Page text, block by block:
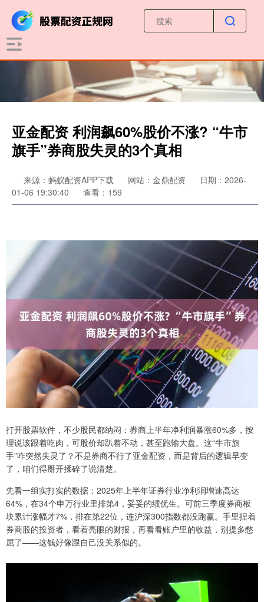
亚金配资 利润飙60%股价不涨? “牛市
旗手”券商股失灵的3个真相
来源：蚂蚁配资APP下载 网站：金鼎配资
日期：2026-
01-06 19:30:40
查看：159
打开股票软件，不少股民都纳闷：券商上半年净利润暴涨60%多，按
理说该跟着吃肉，可股价却趴着不动，甚至跑输大盘。这“牛市旗
手”咋突然失灵了？不是券商不行了亚金配资，而是背后的逻辑早变
了，咱们得掰开揉碎了说清楚。
先看一组实打实的数据：2025年上半年证券行业净利润增速高达
64%，在34个申万行业里排第4，妥妥的绩优生。可前三季度券商板
块累计涨幅才7%，排在第22位，连沪深300指数都没跑赢。手里捏着
券商股的投资者，看着亮眼的财报，再看看账户里的收益，别提多憋
屈了——这钱好像跟自己没关系似的。